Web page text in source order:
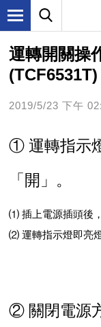
運轉開關操
(TCF6531T)
2019/5/23 下午
① 運轉指示
「開」。
⑴ 插上電源插頭後
⑵ 運轉指示燈即亮燈
② 關閉電源